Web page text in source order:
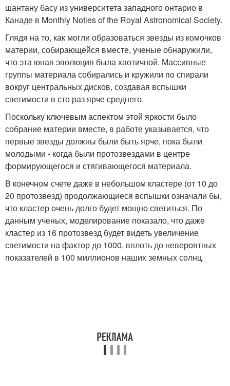
шантану басу из университета западного онтарио в
Канаде в Monthly Noties of the Royal Astronomical Society.
Глядя на то, как могли образоваться звезды из комочков
материи, собирающейся вместе, ученые обнаружили,
что эта юная эволюция была хаотичной. Массивные
группы материала собирались и кружили по спирали
вокруг центральных дисков, создавая вспышки
светимости в сто раз ярче среднего.
Поскольку ключевым аспектом этой яркости было
собрание материи вместе, в работе указывается, что
первые звезды должны были быть ярче, пока были
молодыми - когда были протозвездами в центре
формирующегося и стягивающегося материала.
В конечном счете даже в небольшом кластере (от 10 до
20 протозвезд) продолжающиеся вспышки означали бы,
что кластер очень долго будет мощно светиться. По
данным ученых, моделирование показало, что даже
кластер из 16 протозвезд будет видеть увеличение
светимости на фактор до 1000, вплоть до невероятных
показателей в 100 миллионов наших земных солнц.